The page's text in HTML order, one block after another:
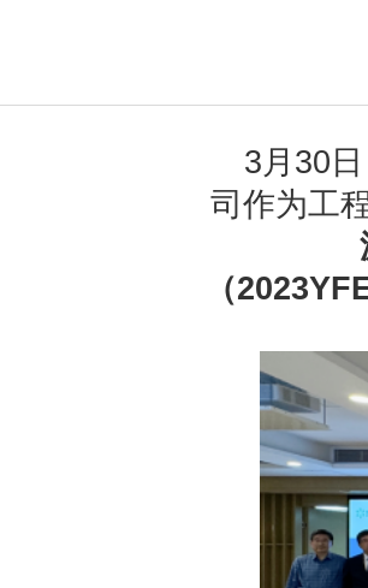
3月30
司作为工
（